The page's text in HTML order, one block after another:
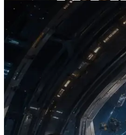
2026.07.04